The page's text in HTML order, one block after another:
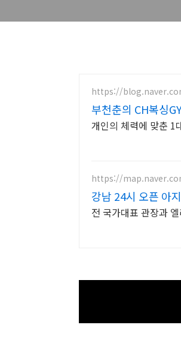
https://
부천춘의 CH복싱
개인의 체력에 맞춘 1
https://
강남 24시 오픈 아
전 국가대표 관장과